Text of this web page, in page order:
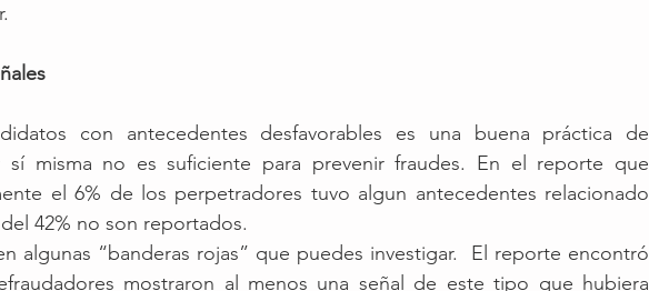
con antecedentes desfavorables es una buena práctica de
misma no es suficiente para prevenir fraudes. En el reporte que
el 6% de los perpetradores tuvo algun antecedentes relacionado
42% no son reportados.
algunas “banderas rojas” que puedes investigar.  El reporte encontró
mostraron al menos una señal de este tipo que hubiera